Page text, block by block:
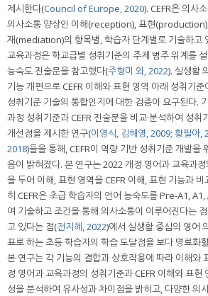
제시한다(Council of Europe, 2020). CEFR은 의사
의사소통 양상인 이해(reception), 표현
재(mediation)의 항목별, 학습자 단계별로 기술하고
교육과정은 학교급별 성취기준의 주제 범주 위계를
능숙도 진술문을 참고했다(주형미 외, 2022). 실생활
기능 개편으로 CEFR 이해와 표현 영역 아래 성취기
성취기준 기술의 통합인지에 대한 검증이 요구된다.
과정 성취기준과 CEFR 진술문을 비교·분석하여 성
개선점을 제시한 연구(이영식, 김혜영, 2009; 황필아,
2018)들을 통해, CEFR이 역량 기반 성취기준 개발을
음이 밝혀졌다. 본 연구는 2022 개정 영어과 교육과
을 두어 이해, 표현 영역을 CEFR 이해, 표현 기능과
히 CEFR은 초급 학습자의 언어 능숙도를 Pre-A1,
여 기술하고 조건을 통해 의사소통이 이루어진다는
고 있다는 점(전지혜, 2022)에서 실생활 중심의 영어
표로 하는 초등 학습자의 학습 도달점을 보다 명료화
본 연구는 각 기능의 결합과 상호작용에 따라 이해와
정 영어과 교육과정의 성취기준과 CEFR 이해와 표현
성을 분석하여 유사성과 차이점을 밝히고, 다양한 의